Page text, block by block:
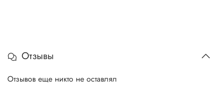
Отзывы
Отзывов еще никто не оставлял